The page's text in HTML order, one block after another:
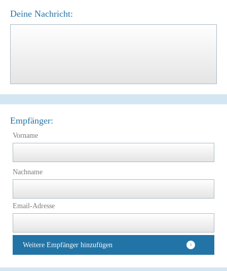
Deine Nachricht:
Empfänger:
Vorname
Nachname
Email-Adresse
Weitere Empfänger hinzufügen